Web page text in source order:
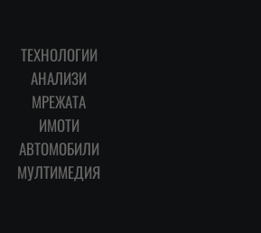
ТЕХНОЛОГИИ
АНАЛИЗИ
МРЕЖАТА
ИМОТИ
АВТОМОБИЛИ
МУЛТИМЕДИЯ